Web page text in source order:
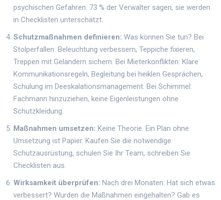
psychischen Gefahren. 73 % der Verwalter sagen, sie werden
in Checklisten unterschätzt.
Schutzmaßnahmen definieren: Was können Sie tun? Bei
Stolperfallen: Beleuchtung verbessern, Teppiche fixieren,
Treppen mit Geländern sichern. Bei Mieterkonflikten: Klare
Kommunikationsregeln, Begleitung bei heiklen Gesprächen,
Schulung im Deeskalationsmanagement. Bei Schimmel:
Fachmann hinzuziehen, keine Eigenleistungen ohne
Schutzkleidung.
Maßnahmen umsetzen: Keine Theorie. Ein Plan ohne
Umsetzung ist Papier. Kaufen Sie die notwendige
Schutzausrüstung, schulen Sie Ihr Team, schreiben Sie
Checklisten aus.
Wirksamkeit überprüfen: Nach drei Monaten: Hat sich etwas
verbessert? Wurden die Maßnahmen eingehalten? Gab es